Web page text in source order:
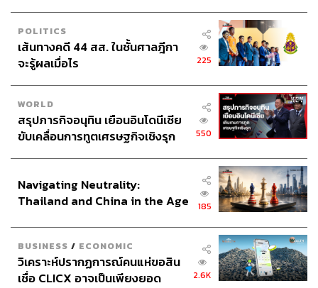
POLITICS
เส้นทางคดี 44 สส. ในชั้นศาลฎีกา
จะรู้ผลเมื่อไร
225
WORLD
สรุปภารกิจอนุทิน เยือนอินโดนีเซีย
ขับเคลื่อนการทูตเศรษฐกิจเชิงรุก
550
Navigating Neutrality:
Thailand and China in the Age
185
BUSINESS / ECONOMIC
วิเคราะห์ปรากฏการณ์คนแห่ขอสิน
เชื่อ CLICX อาจเป็นเพียงยอด
2.6K